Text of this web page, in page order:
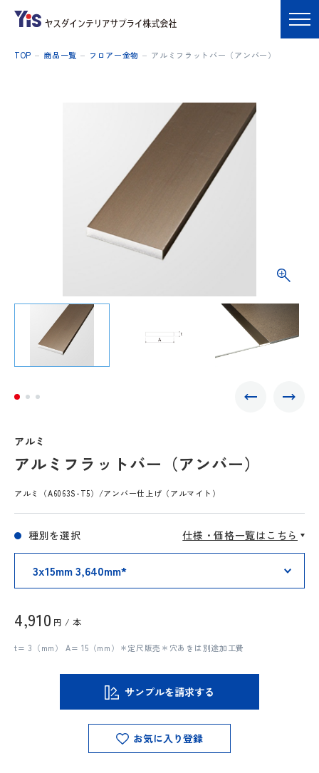
TOP 商品一覧 フロアー金物 アルミフラットバー（アンバー）
アルミ
アルミフラットバー（アンバー）
アルミ（A6063S-T5）/アンバー仕上げ（アルマイト）
仕様・価格一覧はこちら
種別を選択
4,910 円 / 本
t= 3（mm） A= 15（mm）＊定尺販売＊穴あきは別途加工費
サンプルを請求する
お気に入り登録